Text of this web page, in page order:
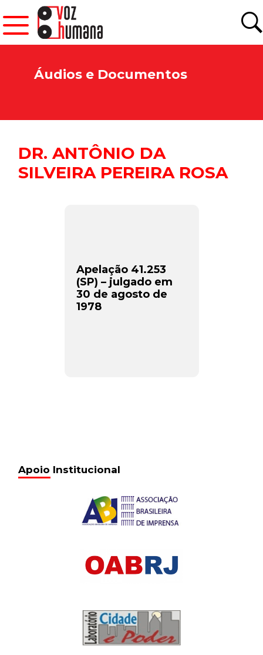
Áudios e Documentos
DR. ANTÔNIO DA
SILVEIRA PEREIRA ROSA
Apelação 41.253
(SP) – julgado em
30 de agosto de
1978
Apoio Institucional